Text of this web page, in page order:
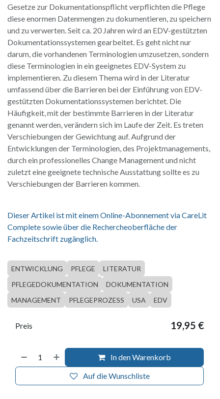
Gesetze zur Dokumentationspflicht verpflichten die Pflege
diese enormen Datenmengen zu dokumentieren, zu speichern
und zu verwerten. Seit ca. 20 Jahren wird an EDV-gestützten
Dokumentationssystemen gearbeitet. Es geht nicht nur
darum, die vorhandenen Terminologien umzusetzen, sondern
diese Terminologien in ein geeignetes EDV-System zu
implementieren. Zu diesem Thema wird in der Literatur
umfassend über die Barrieren bei der Einführung von EDV-
gestützten Dokumentationssystemen berichtet. Die
Häufigkeit, mit der bestimmte Barrieren in der Literatur
genannt werden, verändern sich im Laufe der Zeit. Es treten
Verschiebungen der Gewichtung auf. Aufgrund der
Entwicklungen der Terminologien, des Projektmanagements,
durch ein professionelles Change Management und nicht
zuletzt eine geeignete technische Ausstattung sollte es zu
Verschiebungen der Barrieren kommen.
Dieser Artikel ist mit einem Online-Abonnement via CareLit
Complete sowie über die Rechercheoberfläche der
Fachzeitschrift zugänglich.
ENTWICKLUNG PFLEGE
LITERATUR
PFLEGEDOKUMENTATION
DOKUMENTATION
MANAGEMENT
PFLEGEPROZESS USA EDV
In den Warenkorb
Auf die Wunschliste
Preis 19,95 €